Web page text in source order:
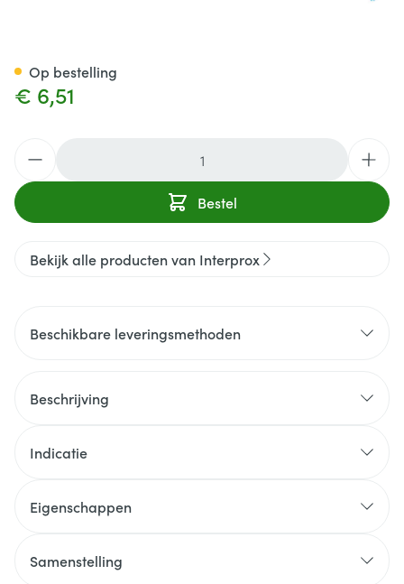
€ 6,51
Bestel
Op bestelling
Bekijk alle producten van Interprox
Beschikbare leveringsmethoden
Beschrijving
Indicatie
Eigenschappen
Samenstelling